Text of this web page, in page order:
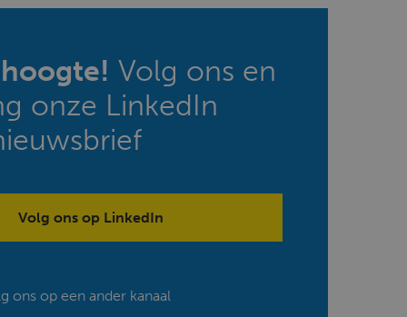
Volg ons en
onze LinkedIn
Volg ons op LinkedIn
ons op een ander kanaal